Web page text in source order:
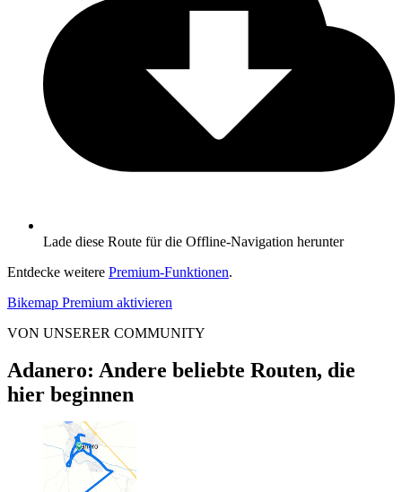
Lade diese Route für die Offline-Navigation herunter
Entdecke weitere Premium-Funktionen.
Bikemap Premium aktivieren
VON UNSERER COMMUNITY
Adanero: Andere beliebte Routen, die
hier beginnen